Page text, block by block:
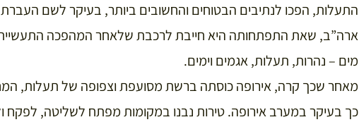
התעלות, הפכו לנתיבים הבטוחים והחשובים ביותר, בעיקר לשם העברת
ארה”ב, שאת התפתחותה היא חייבת לרכבת שלאחר המהפכה
מים – נהרות, תעלות, אגמים וימים.
מאחר שכך קרה, אירופה כוסתה ברשת מסועפת וצפופה של תעלות,
כך בעיקר במערב אירופה. טירות נבנו במקומות מפתח לשליטה, לפקח